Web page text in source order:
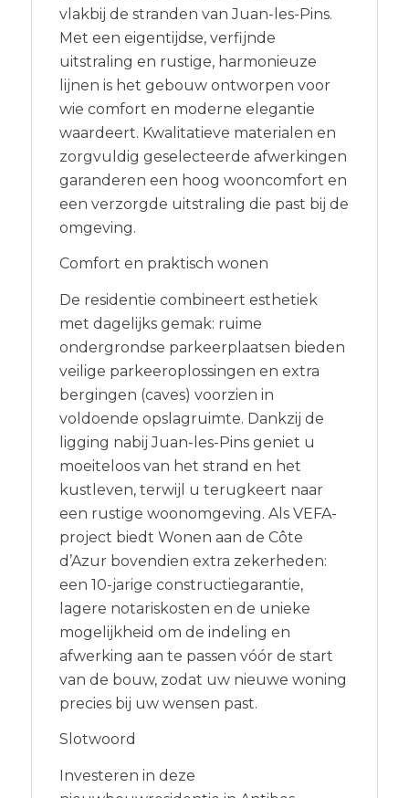
vlakbij de stranden van Juan-les-Pins.
Met een eigentijdse, verfijnde
uitstraling en rustige, harmonieuze
lijnen is het gebouw ontworpen voor
wie comfort en moderne elegantie
waardeert. Kwalitatieve materialen en
zorgvuldig geselecteerde afwerkingen
garanderen een hoog wooncomfort en
een verzorgde uitstraling die past bij de
omgeving.
Comfort en praktisch wonen
De residentie combineert esthetiek
met dagelijks gemak: ruime
ondergrondse parkeerplaatsen bieden
veilige parkeeroplossingen en extra
bergingen (caves) voorzien in
voldoende opslagruimte. Dankzij de
ligging nabij Juan-les-Pins geniet u
moeiteloos van het strand en het
kustleven, terwijl u terugkeert naar
een rustige woonomgeving. Als VEFA-
project biedt Wonen aan de Côte
d’Azur bovendien extra zekerheden:
een 10-jarige constructiegarantie,
lagere notariskosten en de unieke
mogelijkheid om de indeling en
afwerking aan te passen vóór de start
van de bouw, zodat uw nieuwe woning
precies bij uw wensen past.
Slotwoord
Investeren in deze